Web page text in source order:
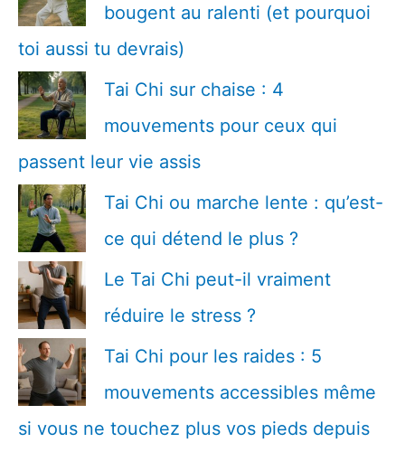
bougent au ralenti (et pourquoi
toi aussi tu devrais)
Tai Chi sur chaise : 4
mouvements pour ceux qui
passent leur vie assis
Tai Chi ou marche lente : qu’est-
ce qui détend le plus ?
Le Tai Chi peut-il vraiment
réduire le stress ?
Tai Chi pour les raides : 5
mouvements accessibles même
si vous ne touchez plus vos pieds depuis